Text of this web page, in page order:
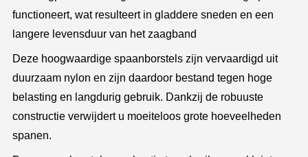
functioneert, wat resulteert in gladdere sneden en een
langere levensduur van het zaagband
Deze hoogwaardige spaanborstels zijn vervaardigd uit
duurzaam nylon en zijn daardoor bestand tegen hoge
belasting en langdurig gebruik. Dankzij de robuuste
constructie verwijdert u moeiteloos grote hoeveelheden
spanen.